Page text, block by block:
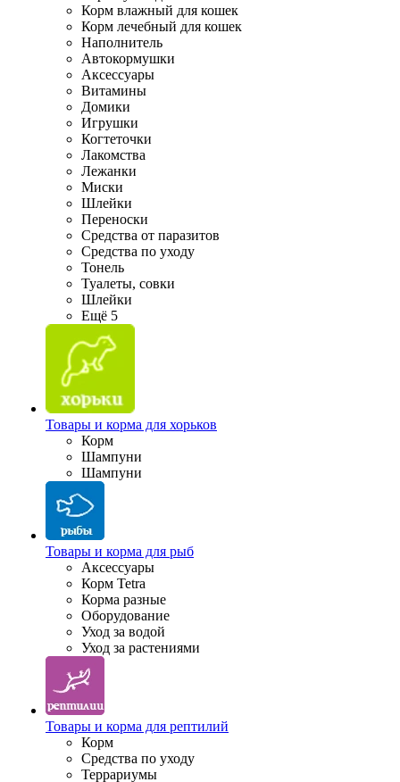
Корм влажный для кошек
Корм лечебный для кошек
Наполнитель
Автокормушки
Аксессуары
Витамины
Домики
Игрушки
Когтеточки
Лакомства
Лежанки
Миски
Шлейки
Переноски
Средства от паразитов
Средства по уходу
Тонель
Туалеты, совки
Шлейки
Ещё 5
Товары и корма для хорьков
Корм
Шампуни
Шампуни
Товары и корма для рыб
Аксессуары
Корм Tetra
Корма разные
Оборудование
Уход за водой
Уход за растениями
Товары и корма для рептилий
Корм
Средства по уходу
Террариумы